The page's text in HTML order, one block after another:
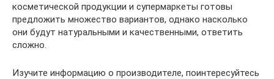
косметической продукции и супермаркеты готовы
предложить множество вариантов, однако насколько
они будут натуральными и качественными, ответить
сложно.
Изучите информацию о производителе, поинтересуйтесь